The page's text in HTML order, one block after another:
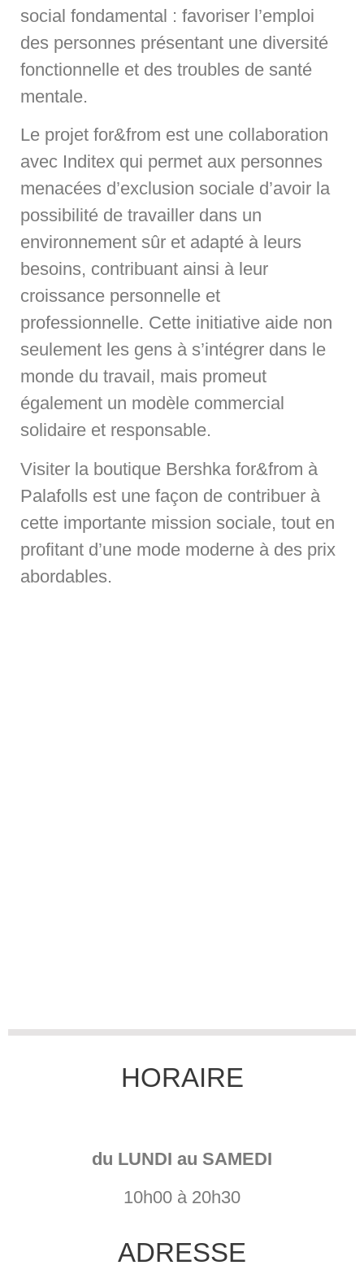
social fondamental : favoriser l’emploi
des personnes présentant une diversité
fonctionnelle et des troubles de santé
mentale.
Le projet for&from est une collaboration
avec Inditex qui permet aux personnes
menacées d’exclusion sociale d’avoir la
possibilité de travailler dans un
environnement sûr et adapté à leurs
besoins, contribuant ainsi à leur
croissance personnelle et
professionnelle. Cette initiative aide non
seulement les gens à s’intégrer dans le
monde du travail, mais promeut
également un modèle commercial
solidaire et responsable.
Visiter la boutique Bershka for&from à
Palafolls est une façon de contribuer à
cette importante mission sociale, tout en
profitant d’une mode moderne à des prix
abordables.
HORAIRE
du LUNDI au SAMEDI
10h00 à 20h30
ADRESSE